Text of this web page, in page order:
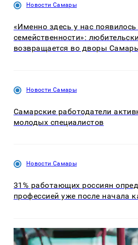
Новости Самары
«Именно здесь у нас
семейственности»:
возвращается во дворы
Новости Самары
Самарские работодатели
молодых специалистов
Новости Самары
31% работающих россиян
профессией уже после начала